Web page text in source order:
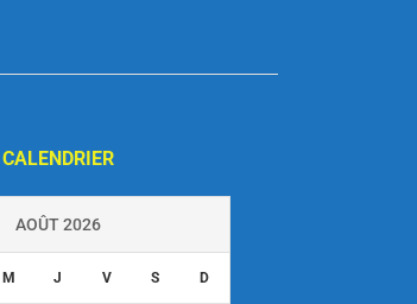
CALENDRIER
AOÛT 2026
M J V S D